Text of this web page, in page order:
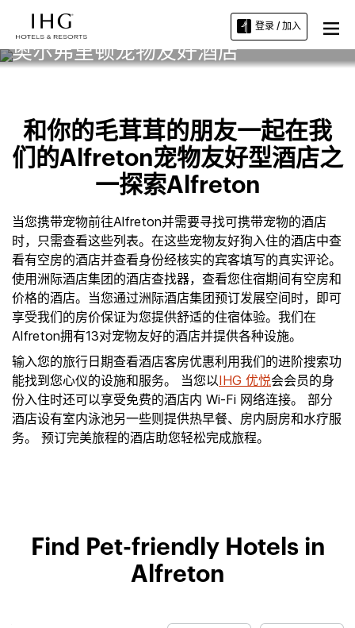
登录 / 加入
奥尔弗里顿宠物友好酒店
和你的毛茸茸的朋友一起在我
们的Alfreton宠物友好型酒店之
一探索Alfreton
当您携带宠物前往Alfreton并需要寻找可携带宠物的酒店
时，只需查看这些列表。在这些宠物友好狗入住的酒店中查
看有空房的酒店并查看身份经核实的宾客填写的真实评论。
使用洲际酒店集团的酒店查找器，查看您住宿期间有空房和
价格的酒店。当您通过洲际酒店集团预订发展空间时，即可
享受我们的房价保证为您提供舒适的住宿体验。我们在
Alfreton拥有13对宠物友好的酒店并提供各种设施。
输入您的旅行日期查看酒店客房优惠利用我们的进阶搜索功
能找到您心仪的设施和服务。 当您以IHG 优悦会会员的身
份入住时还可以享受免费的酒店内 Wi-Fi 网络连接。 部分
酒店设有室内泳池另一些则提供热早餐、房内厨房和水疗服
务。 预订完美旅程的酒店助您轻松完成旅程。
Find Pet-friendly Hotels in
Alfreton